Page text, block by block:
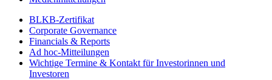
BLKB-Zertifikat
Corporate Governance
Financials & Reports
Ad hoc-Mitteilungen
Wichtige Termine & Kontakt für Investorinnen und
Investoren